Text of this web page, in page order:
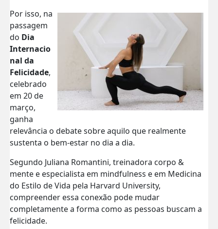
Por isso, na
passagem
do Dia
Internacio
nal da
Felicidade,
celebrado
em 20 de
março,
ganha
relevância o debate sobre aquilo que realmente
sustenta o bem-estar no dia a dia.
Segundo Juliana Romantini, treinadora corpo &
mente e especialista em mindfulness e em Medicina
do Estilo de Vida pela Harvard University,
compreender essa conexão pode mudar
completamente a forma como as pessoas buscam a
felicidade.